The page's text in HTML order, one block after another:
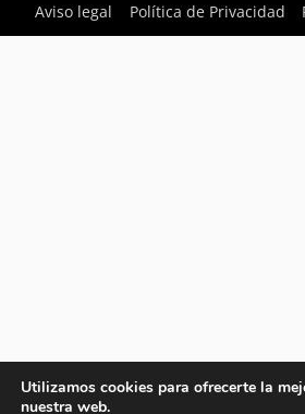
Aviso legal
Política de Privacidad
Utilizamos cookies para ofrecerte la
nuestra web.